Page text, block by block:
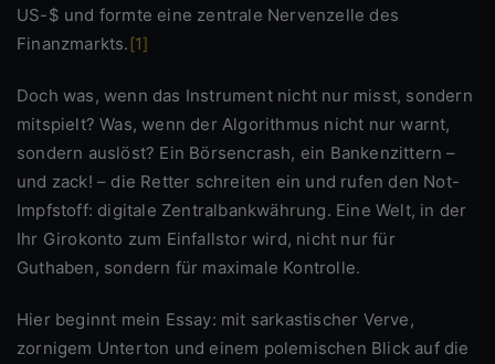
US-$ und formte eine zentrale Nervenzelle des
Finanzmarkts. [1]
Doch was, wenn das Instrument nicht nur misst, sondern
mitspielt? Was, wenn der Algorithmus nicht nur warnt,
sondern auslöst? Ein Börsencrash, ein Bankenzittern –
und zack! – die Retter schreiten ein und rufen den Not-
Impfstoff: digitale Zentralbankwährung. Eine Welt, in der
Ihr Girokonto zum Einfallstor wird, nicht nur für
Guthaben, sondern für maximale Kontrolle.
Hier beginnt mein Essay: mit sarkastischer Verve,
zornigem Unterton und einem polemischen Blick auf die